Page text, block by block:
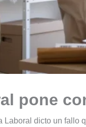
pone
Laboral dicto un fallo